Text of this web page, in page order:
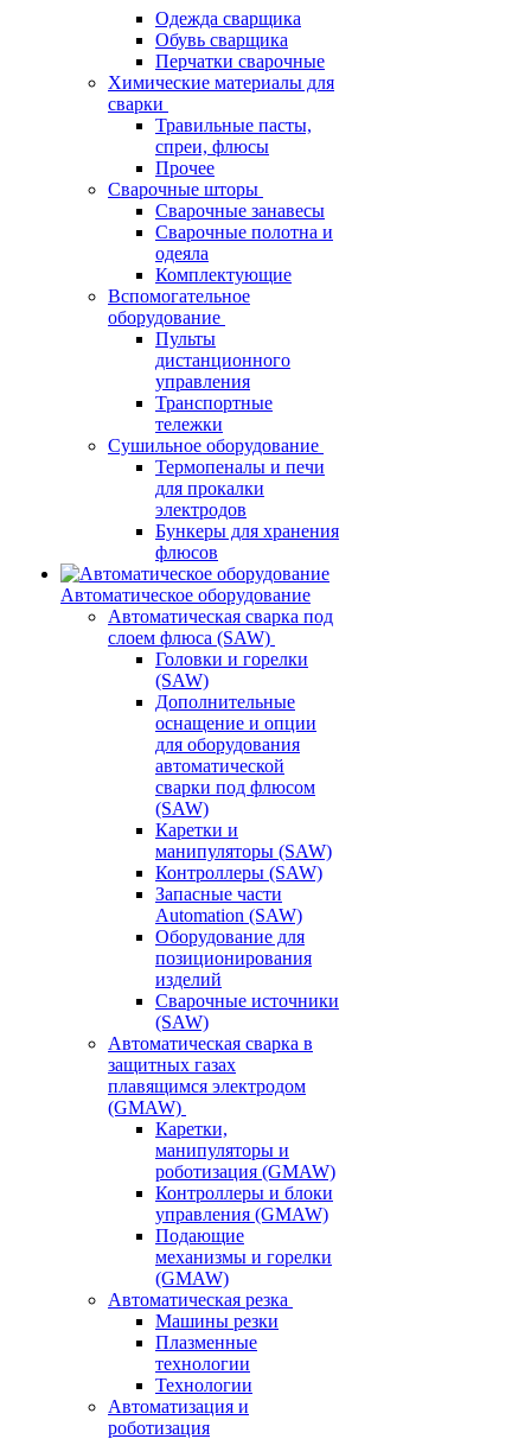
Одежда сварщика
Обувь сварщика
Перчатки сварочные
Химические материалы для
сварки
Травильные пасты,
спреи, флюсы
Прочее
Сварочные шторы
Сварочные занавесы
Сварочные полотна и
одеяла
Комплектующие
Вспомогательное
оборудование
Пульты
дистанционного
управления
Транспортные
тележки
Сушильное оборудование
Термопеналы и печи
для прокалки
электродов
Бункеры для хранения
флюсов
Автоматическое оборудование
Автоматическая сварка под
слоем флюса (SAW)
Головки и горелки
(SAW)
Дополнительные
оснащение и опции
для оборудования
автоматической
сварки под флюсом
(SAW)
Каретки и
манипуляторы (SAW)
Контроллеры (SAW)
Запасные части
Automation (SAW)
Оборудование для
позиционирования
изделий
Сварочные источники
(SAW)
Автоматическая сварка в
защитных газах
плавящимся электродом
(GMAW)
Каретки,
манипуляторы и
роботизация (GMAW)
Контроллеры и блоки
управления (GMAW)
Подающие
механизмы и горелки
(GMAW)
Автоматическая резка
Машины резки
Плазменные
технологии
Технологии
Автоматизация и
роботизация